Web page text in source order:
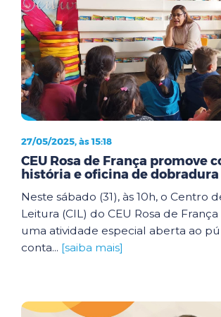
27/05/2025, às 15:18
CEU Rosa de França promove
história e oficina de dobradura
Neste sábado (31), às 10h, o Centro
Leitura (CIL) do CEU Rosa de
uma atividade especial aberta ao
conta... [saiba mais]